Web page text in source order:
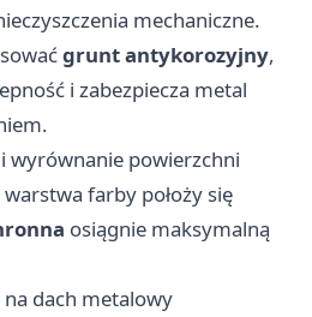
mechaniczne.
grunt antykorozyjny,
i zabezpiecza metal
wyrównanie powierzchni
farby położy się
osiągnie maksymalną
dach metalowy